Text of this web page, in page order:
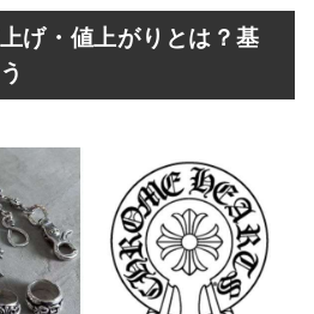
げ・値上がりとは？基